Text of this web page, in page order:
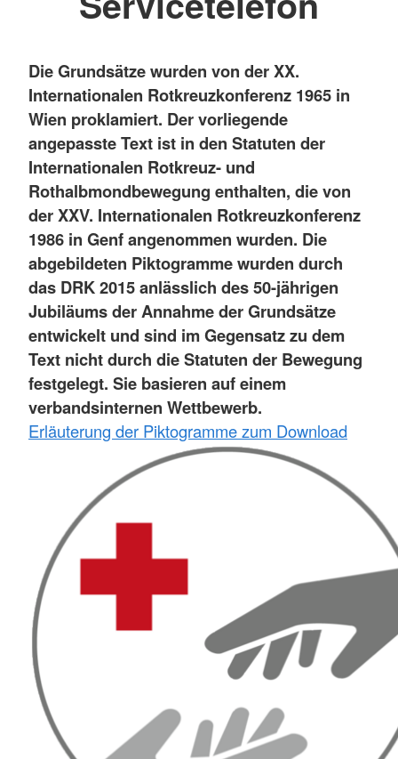
Die Grundsätze wurden von der XX.
Internationalen Rotkreuzkonferenz 1965 in
Wien proklamiert. Der vorliegende
angepasste Text ist in den Statuten der
Internationalen Rotkreuz- und
Rothalbmondbewegung enthalten, die von
der XXV. Internationalen Rotkreuzkonferenz
1986 in Genf angenommen wurden. Die
abgebildeten Piktogramme wurden durch
das DRK 2015 anlässlich des 50-jährigen
Jubiläums der Annahme der Grundsätze
entwickelt und sind im Gegensatz zu dem
Text nicht durch die Statuten der Bewegung
festgelegt. Sie basieren auf einem
verbandsinternen Wettbewerb.
Erläuterung der Piktogramme zum Download